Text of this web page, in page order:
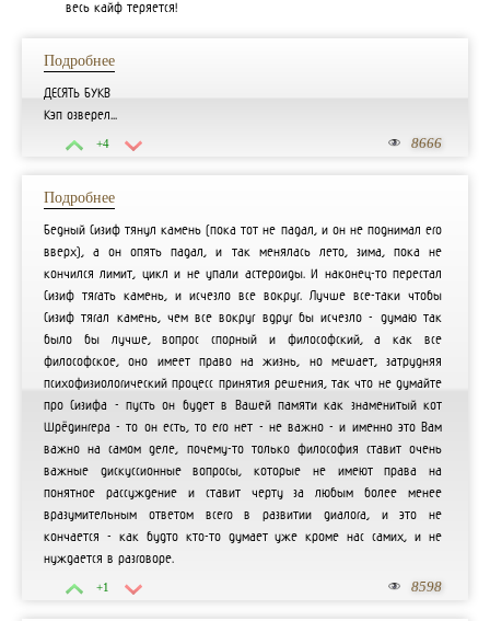
весь кайф теряется!
8666
+4
Подробнее
ДЕСЯТЬ БУКВ
Кэп озверел...
8598
+1
Подробнее
Бедный Сизиф тянул камень (пока тот не падал, и он не поднимал его
вверх), а он опять падал, и так менялась лето, зима, пока не
кончился лимит, цикл и не упали астероиды. И наконец-то перестал
Сизиф тягать камень, и исчезло все вокруг. Лучше все-таки чтобы
Сизиф тягал камень, чем все вокруг вдруг бы исчезло - думаю так
было бы лучше, вопрос спорный и философский, а как все
философское, оно имеет право на жизнь, но мешает, затрудняя
психофизиологический процесс принятия решения, так что не думайте
про Сизифа - пусть он будет в Вашей памяти как знаменитый кот
Шрёдингера - то он есть, то его нет - не важно - и именно это Вам
важно на самом деле, почему-то только философия ставит очень
важные дискуссионные вопросы, которые не имеют права на
понятное рассуждение и ставит черту за любым более менее
вразумительным ответом всего в развитии диалога, и это не
кончается - как будто кто-то думает уже кроме нас самих, и не
нуждается в разговоре.